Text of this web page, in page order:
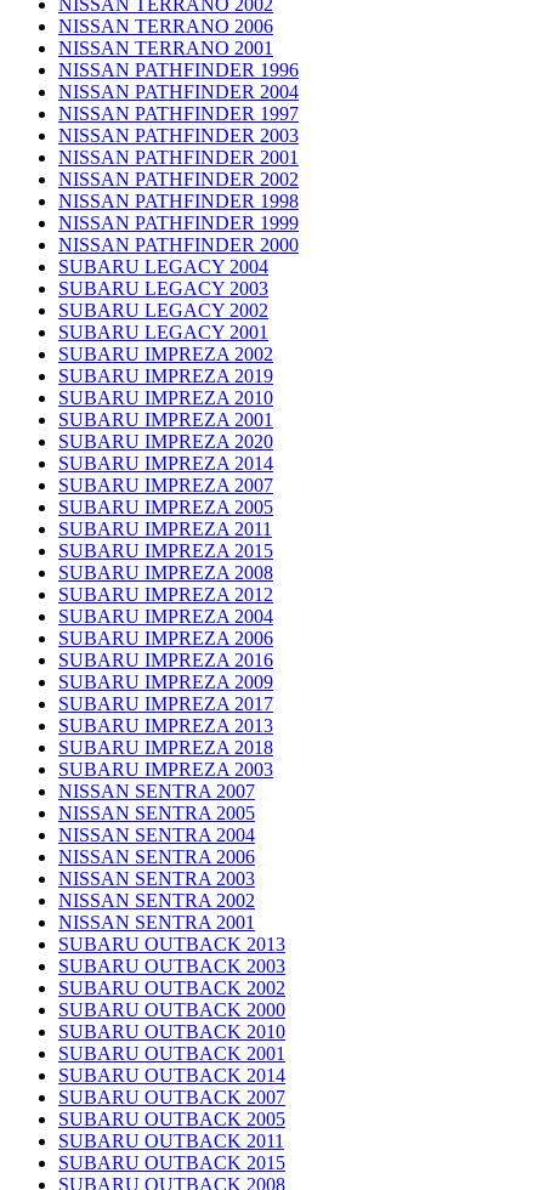
NISSAN TERRANO 2006
NISSAN TERRANO 2001
NISSAN PATHFINDER 1996
NISSAN PATHFINDER 2004
NISSAN PATHFINDER 1997
NISSAN PATHFINDER 2003
NISSAN PATHFINDER 2001
NISSAN PATHFINDER 2002
NISSAN PATHFINDER 1998
NISSAN PATHFINDER 1999
NISSAN PATHFINDER 2000
SUBARU LEGACY 2004
SUBARU LEGACY 2003
SUBARU LEGACY 2002
SUBARU LEGACY 2001
SUBARU IMPREZA 2002
SUBARU IMPREZA 2019
SUBARU IMPREZA 2010
SUBARU IMPREZA 2001
SUBARU IMPREZA 2020
SUBARU IMPREZA 2014
SUBARU IMPREZA 2007
SUBARU IMPREZA 2005
SUBARU IMPREZA 2011
SUBARU IMPREZA 2015
SUBARU IMPREZA 2008
SUBARU IMPREZA 2012
SUBARU IMPREZA 2004
SUBARU IMPREZA 2006
SUBARU IMPREZA 2016
SUBARU IMPREZA 2009
SUBARU IMPREZA 2017
SUBARU IMPREZA 2013
SUBARU IMPREZA 2018
SUBARU IMPREZA 2003
NISSAN SENTRA 2007
NISSAN SENTRA 2005
NISSAN SENTRA 2004
NISSAN SENTRA 2006
NISSAN SENTRA 2003
NISSAN SENTRA 2002
NISSAN SENTRA 2001
SUBARU OUTBACK 2013
SUBARU OUTBACK 2003
SUBARU OUTBACK 2002
SUBARU OUTBACK 2000
SUBARU OUTBACK 2010
SUBARU OUTBACK 2001
SUBARU OUTBACK 2014
SUBARU OUTBACK 2007
SUBARU OUTBACK 2005
SUBARU OUTBACK 2011
SUBARU OUTBACK 2015
SUBARU OUTBACK 2008